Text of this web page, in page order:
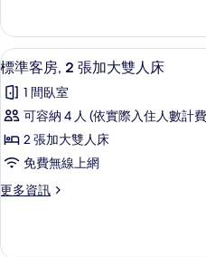
特
大
雙
人
床
的
所
有
客
房,
1
特
大
人
床
詳
顯
示
標
準
客
2
加
4
標準客房, 2 張加大雙人床
1 間臥室
可容納 4 人 (依實際入住人數計
2 張加大雙人床
免費無線上網
更多資訊
更